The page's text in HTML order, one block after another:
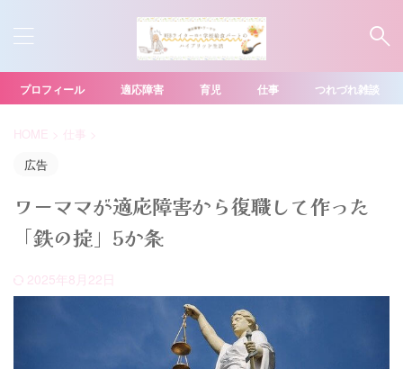
プロフィール 適応障害 育児 仕事 つれづれ雑談
HOME > 仕事 >
広告
ワーママが適応障害から復職して作った
「鉄の掟」5か条
2025年8月22日